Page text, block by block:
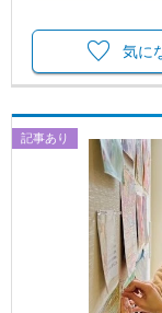
気に
記事あり